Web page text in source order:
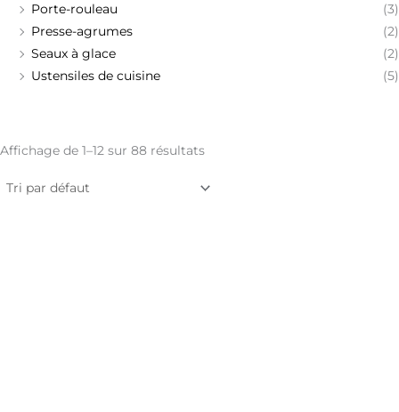
Porte-rouleau
(3)
Presse-agrumes
(2)
Seaux à glace
(2)
Ustensiles de cuisine
(5)
Affichage de 1–12 sur 88 résultats